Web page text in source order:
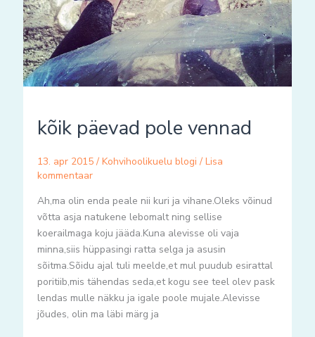
kõik päevad pole vennad
13. apr 2015 / Kohvihoolikuelu blogi / Lisa
kommentaar
Ah,ma olin enda peale nii kuri ja vihane.Oleks võinud
võtta asja natukene lebomalt ning sellise
koerailmaga koju jääda.Kuna alevisse oli vaja
minna,siis hüppasingi ratta selga ja asusin
sõitma.Sõidu ajal tuli meelde,et mul puudub esirattal
poritiib,mis tähendas seda,et kogu see teel olev pask
lendas mulle näkku ja igale poole mujale.Alevisse
jõudes, olin ma läbi märg ja